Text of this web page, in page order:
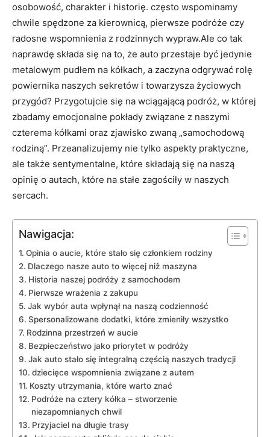
osobowość, charakter i historię. często wspominamy
chwile spędzone za kierownicą, pierwsze podróże czy
radosne wspomnienia z rodzinnych wypraw.Ale co tak
naprawdę składa się na to, że auto przestaje być jedynie
metalowym pudłem na kółkach, a zaczyna odgrywać rolę
powiernika naszych sekretów i towarzysza życiowych
przygód? Przygotujcie się na wciągającą podróż, w której
zbadamy emocjonalne pokłady związane z naszymi
czterema kółkami oraz zjawisko zwaną „samochodową
rodziną”. Przeanalizujemy nie tylko aspekty praktyczne,
ale także sentymentalne, które składają się na naszą
opinię o autach, które na stałe zagościły w naszych
sercach.
Nawigacja:
Opinia o aucie, które stało się członkiem rodziny
Dlaczego nasze auto to więcej niż maszyna
Historia naszej podróży z samochodem
Pierwsze wrażenia z zakupu
Jak wybór auta wpłynął na naszą codzienność
Spersonalizowane dodatki, które zmieniły wszystko
Rodzinna przestrzeń w aucie
Bezpieczeństwo jako priorytet w podróży
Jak auto stało się integralną częścią naszych tradycji
dziecięce wspomnienia związane z autem
Koszty utrzymania, które warto znać
Podróże na cztery kółka – stworzenie
niezapomnianych chwil
Przyjaciel na długie trasy